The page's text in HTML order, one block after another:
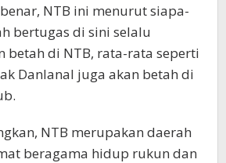
NTB ini menurut siapa-
bertugas di sini selalu
betah di NTB, rata-rata seperti
Danlanal juga akan betah di
NTB merupakan daerah
beragama hidup rukun dan